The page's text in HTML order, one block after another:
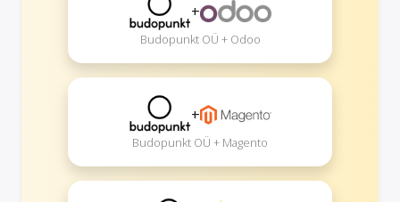
+
Budopunkt OÜ + Odoo
+
Budopunkt OÜ + Magento